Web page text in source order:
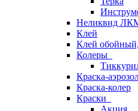
Неликвид
Клей
Клей
Колеры
Краска-
Краска-колер
Краски
Акция